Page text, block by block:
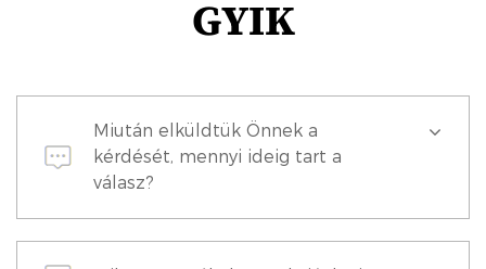
GYIK
Miután elküldtük Önnek a
kérdését, mennyi ideig tart a
válasz?